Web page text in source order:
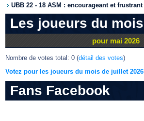
UBB 22 - 18 ASM : encourageant et frustrant
Les joueurs du mois
pour mai 2026
Nombre de votes total: 0 (détail des votes)
Votez pour les joueurs du mois de juillet 2026
Fans Facebook